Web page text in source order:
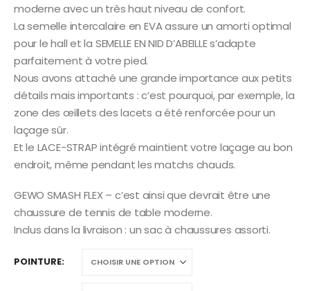
moderne avec un très haut niveau de confort.
La semelle intercalaire en EVA assure un amorti optimal
pour le hall et la SEMELLE EN NID D’ABEILLE s’adapte
parfaitement à votre pied.
Nous avons attaché une grande importance aux petits
détails mais importants : c’est pourquoi, par exemple, la
zone des œillets des lacets a été renforcée pour un
laçage sûr.
Et le LACE-STRAP intégré maintient votre laçage au bon
endroit, même pendant les matchs chauds.
GEWO SMASH FLEX – c’est ainsi que devrait être une
chaussure de tennis de table moderne.
Inclus dans la livraison : un sac à chaussures assorti.
POINTURE